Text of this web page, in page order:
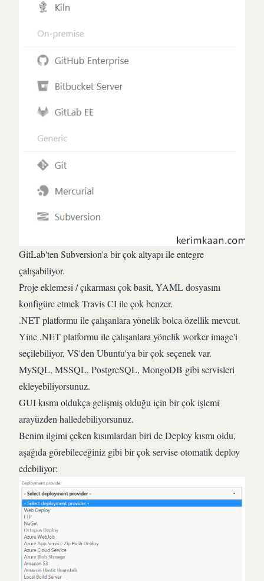
GitLab'ten Subversion'a bir çok altyapı ile entegre
çalışabiliyor.
Proje eklemesi / çıkarması çok basit, YAML dosyasını
konfigüre etmek Travis CI ile çok benzer.
.NET platformu ile çalışanlara yönelik bolca özellik mevcut.
Yine .NET platformu ile çalışanlara yönelik worker image'i
seçilebiliyor, VS'den Ubuntu'ya bir çok seçenek var.
MySQL, MSSQL, PostgreSQL, MongoDB gibi servisleri
ekleyebiliyorsunuz.
GUI kısmı oldukça gelişmiş olduğu için bir çok işlemi
arayüzden halledebiliyorsunuz.
Benim ilgimi çeken kısımlardan biri de Deploy kısmı oldu,
aşağıda görebileceğiniz gibi bir çok servise otomatik deploy
edebiliyor: